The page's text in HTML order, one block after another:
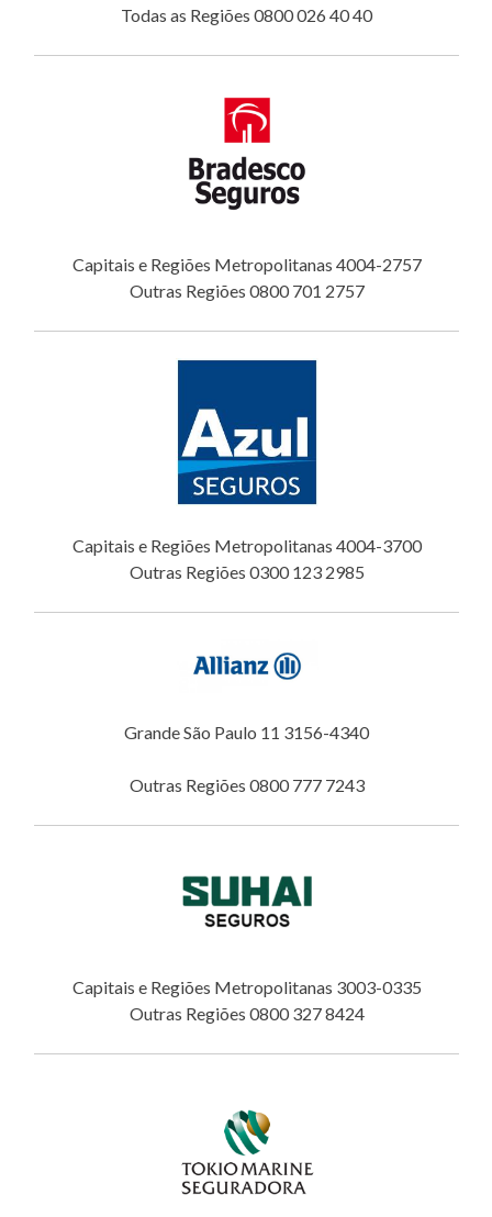
Todas as Regiões 0800 026 40 40
Capitais e Regiões Metropolitanas 4004-2757
Outras Regiões 0800 701 2757
Capitais e Regiões Metropolitanas 4004-3700
Outras Regiões 0300 123 2985
Grande São Paulo 11 3156-4340
Outras Regiões 0800 777 7243
Capitais e Regiões Metropolitanas 3003-0335
Outras Regiões 0800 327 8424